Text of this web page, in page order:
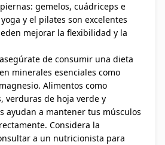
gemelos, cuádriceps e
y el pilates son excelentes
mejorar la flexibilidad y la
de consumir una dieta
minerales esenciales como
Alimentos como
verduras de hoja verde y
ayudan a mantener tus músculos
Considera la
a un nutricionista para